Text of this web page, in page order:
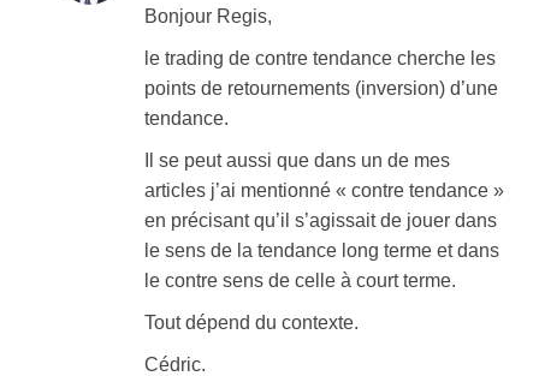
Bonjour Regis,
le trading de contre tendance cherche les
points de retournements (inversion) d’une
tendance.
Il se peut aussi que dans un de mes
articles j’ai mentionné « contre tendance »
en précisant qu’il s’agissait de jouer dans
le sens de la tendance long terme et dans
le contre sens de celle à court terme.
Tout dépend du contexte.
Cédric.